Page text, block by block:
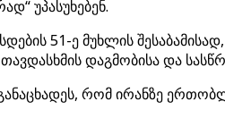
უპასუხებენ.
51-ე მუხლის
დაგმობისა და
რომ ირანზე